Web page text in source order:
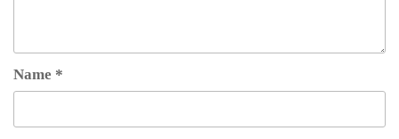
Name *